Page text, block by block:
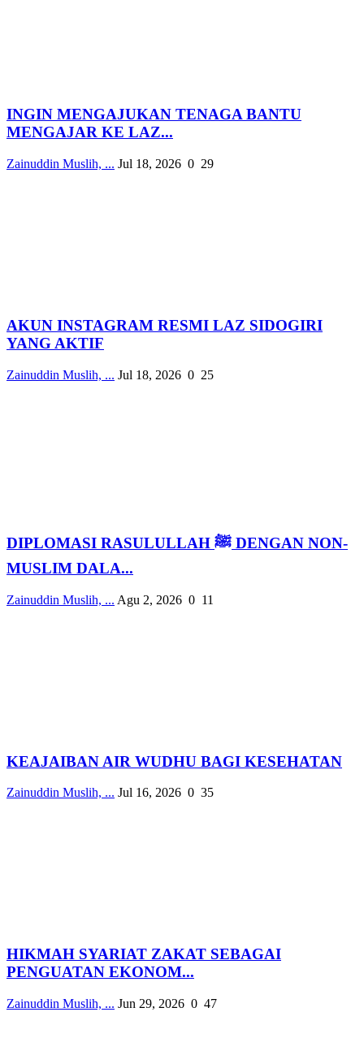
INGIN MENGAJUKAN TENAGA BANTU
MENGAJAR KE LAZ...
Zainuddin Muslih, ... Jul 18, 2026 0 29
AKUN INSTAGRAM RESMI LAZ SIDOGIRI
YANG AKTIF
Zainuddin Muslih, ... Jul 18, 2026 0 25
DIPLOMASI RASULULLAH ﷺ DENGAN NON-
MUSLIM DALA...
Zainuddin Muslih, ... Agu 2, 2026 0 11
KEAJAIBAN AIR WUDHU BAGI KESEHATAN
Zainuddin Muslih, ... Jul 16, 2026 0 35
HIKMAH SYARIAT ZAKAT SEBAGAI
PENGUATAN EKONOM...
Zainuddin Muslih, ... Jun 29, 2026 0 47